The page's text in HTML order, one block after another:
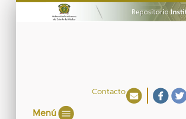
Contacto
Menú